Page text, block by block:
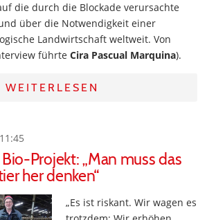
die durch die Blockade verursachte
über die Notwendigkeit einer
Landwirtschaft weltweit. Von
führte Cira Pascual Marquina).
WEITERLESEN
Projekt: „Man muss das
her denken“
„Es ist riskant. Wir wagen es